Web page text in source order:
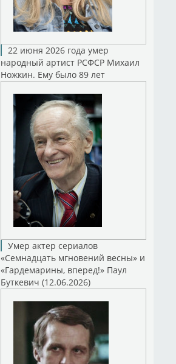
22 июня 2026 года умер
народный артист РСФСР Михаил
Ножкин. Ему было 89 лет
Умер актер сериалов
«Семнадцать мгновений весны» и
«Гардемарины, вперед!» Паул
Буткевич (12.06.2026)